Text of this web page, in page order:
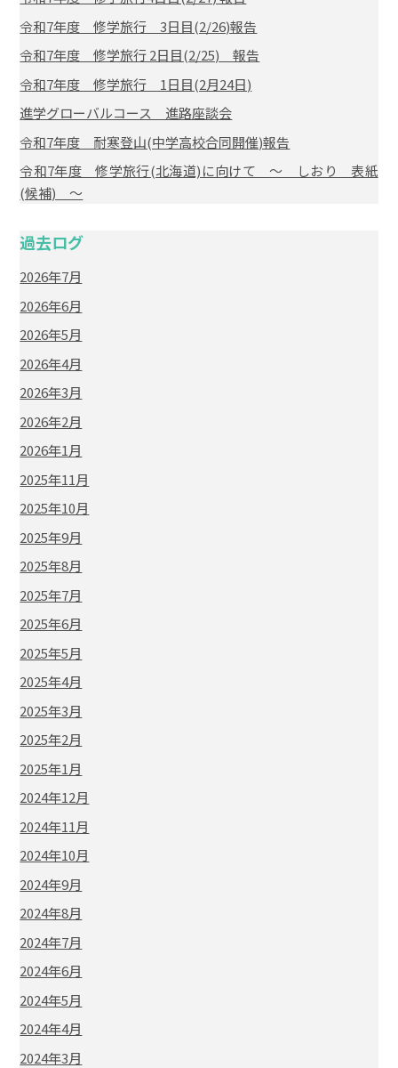
令和7年度 修学旅行 3日目(2/26)報告
令和7年度 修学旅行 2日目(2/25) 報告
令和7年度 修学旅行 1日目(2月24日)
進学グローバルコース 進路座談会
令和7年度 耐寒登山(中学高校合同開催)報告
令和7年度 修学旅行(北海道)に向けて ～ しおり 表紙
(候補) ～
過去ログ
2026年7月
2026年6月
2026年5月
2026年4月
2026年3月
2026年2月
2026年1月
2025年11月
2025年10月
2025年9月
2025年8月
2025年7月
2025年6月
2025年5月
2025年4月
2025年3月
2025年2月
2025年1月
2024年12月
2024年11月
2024年10月
2024年9月
2024年8月
2024年7月
2024年6月
2024年5月
2024年4月
2024年3月